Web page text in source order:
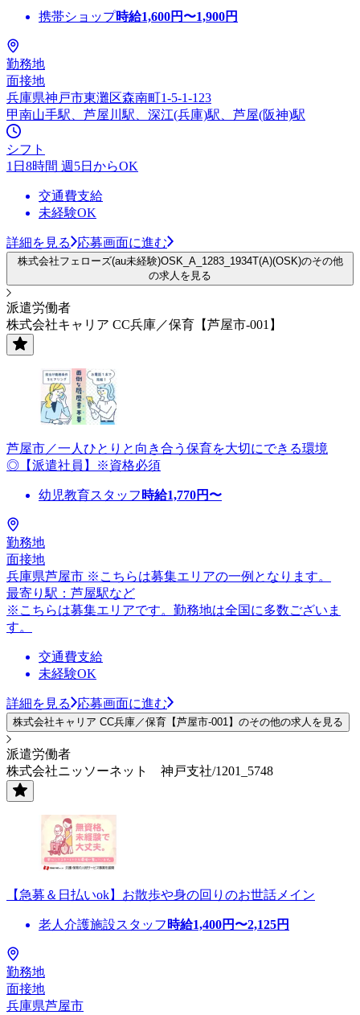
携帯ショップ時給1,600円〜1,900円
勤務地
面接地
兵庫県神戸市東灘区森南町1-5-1-123
甲南山手駅、芦屋川駅、深江(兵庫)駅、芦屋(阪神)駅
シフト
1日8時間 週5日からOK
交通費支給
未経験OK
詳細を見る 応募画面に進む
株式会社フェローズ(au未経験)OSK_A_1283_1934T(A)(OSK)のその他
の求人を見る
派遣労働者
株式会社キャリア CC兵庫／保育【芦屋市-001】
芦屋市／一人ひとりと向き合う保育を大切にできる環境
◎【派遣社員】※資格必須
幼児教育スタッフ 時給1,770円〜
勤務地
面接地
兵庫県芦屋市 ※こちらは募集エリアの一例となります。
最寄り駅：芦屋駅など
※こちらは募集エリアです。勤務地は全国に多数ございま
す。
交通費支給
未経験OK
詳細を見る 応募画面に進む
株式会社キャリア CC兵庫／保育【芦屋市-001】のその他の求人を見る
派遣労働者
株式会社ニッソーネット 神戸支社/1201_5748
【急募＆日払いok】お散歩や身の回りのお世話メイン
老人介護施設スタッフ 時給1,400円〜2,125円
勤務地
面接地
兵庫県芦屋市